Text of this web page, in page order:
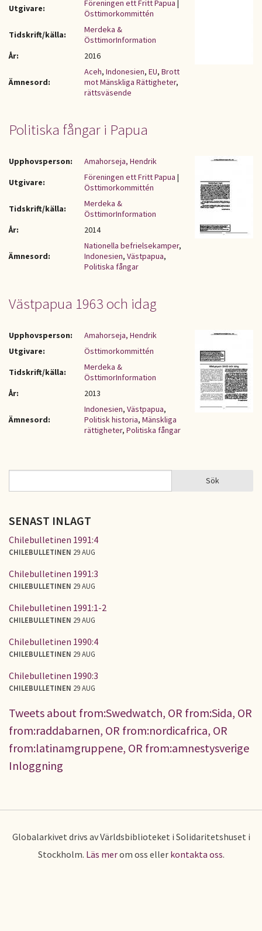
Utgivare:
Föreningen ett Fritt Papua |
Östtimorkommittén
Tidskrift/källa:
Merdeka &
ÖsttimorInformation
År:
2016
Ämnesord:
Aceh, Indonesien, EU, Brott
mot Mänskliga Rättigheter,
rättsväsende
Politiska fångar i Papua
Upphovsperson:
Amahorseja, Hendrik
Utgivare:
Föreningen ett Fritt Papua |
Östtimorkommittén
Tidskrift/källa:
Merdeka &
ÖsttimorInformation
År:
2014
Ämnesord:
Nationella befrielsekamper,
Indonesien, Västpapua,
Politiska fångar
Västpapua 1963 och idag
Upphovsperson:
Amahorseja, Hendrik
Utgivare:
Östtimorkommittén
Tidskrift/källa:
Merdeka &
ÖsttimorInformation
År:
2013
Ämnesord:
Indonesien, Västpapua,
Politisk historia, Mänskliga
rättigheter, Politiska fångar
SÖKFORMULÄR Sök
SENAST INLAGT
Chilebulletinen 1991:4
CHILEBULLETINEN 29 AUG
Chilebulletinen 1991:3
CHILEBULLETINEN 29 AUG
Chilebulletinen 1991:1-2
CHILEBULLETINEN 29 AUG
Chilebulletinen 1990:4
CHILEBULLETINEN 29 AUG
Chilebulletinen 1990:3
CHILEBULLETINEN 29 AUG
Tweets about from:Swedwatch, OR from:Sida, OR
from:raddabarnen, OR from:nordicafrica, OR
from:latinamgruppene, OR from:amnestysverige
Inloggning
Globalarkivet drivs av Världsbiblioteket i Solidaritetshuset i
Stockholm. Läs merom oss eller kontakta oss.